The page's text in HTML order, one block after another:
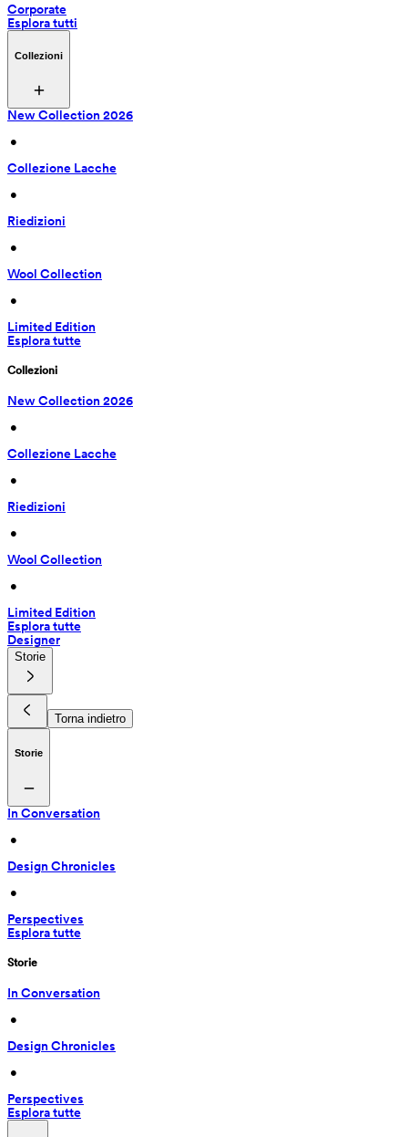
Corporate
Esplora tutti
Collezioni
New Collection 2026
•
Collezione Lacche
•
Riedizioni
•
Wool Collection
•
Limited Edition
Esplora tutte
Collezioni
New Collection 2026
•
Collezione Lacche
•
Riedizioni
•
Wool Collection
•
Limited Edition
Esplora tutte
Designer
Storie
Torna indietro
Storie
In Conversation
•
Design Chronicles
•
Perspectives
Esplora tutte
Storie
In Conversation
•
Design Chronicles
•
Perspectives
Esplora tutte